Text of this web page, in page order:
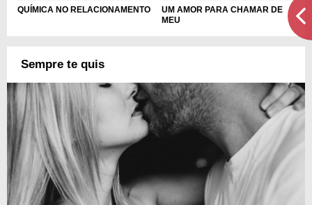
QUÍMICA NO RELACIONAMENTO
UM AMOR PARA CHAMAR DE
MEU
Sempre te quis